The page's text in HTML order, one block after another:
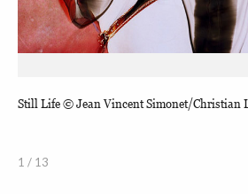
Still Life © Jean Vincent Simonet/Christian
1 / 13